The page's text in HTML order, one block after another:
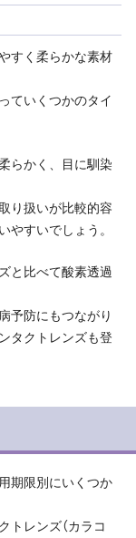
すく柔らかな素材
ていくつかのタイ
らかく、目に馴染
り扱いが比較的容
やすいでしょう。
と比べて酸素透過
予防にもつながり
タクトレンズも登
期限別にいくつか
トレンズ（カラコ